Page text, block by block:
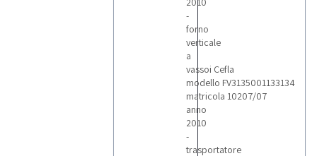
-
forno
verticale
a
vassoi Cefla
modello FV3135001133134
matricola 10207/07
anno
2010
-
trasportatore